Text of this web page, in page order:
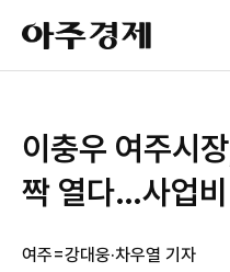
아
주
경
이충우 여주시
짝 열다…사업
여주=강대웅·차우열 기자